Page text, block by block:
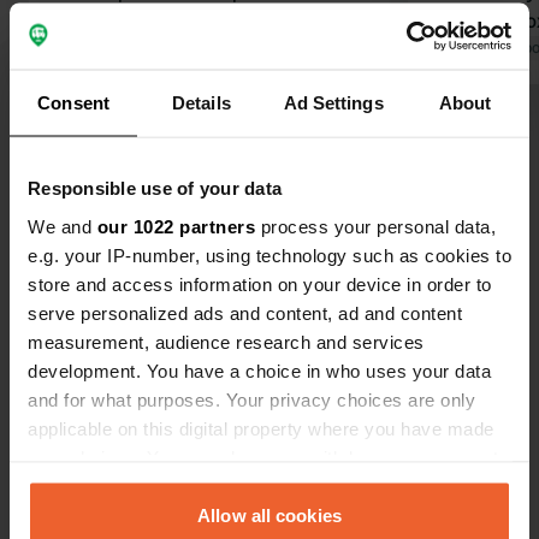
Consent Details Ad Settings About
Responsible use of your data
We and our 1022 partners process your personal data,
e.g. your IP-number, using technology such as cookies to
store and access information on your device in order to
serve personalized ads and content, ad and content
measurement, audience research and services
development. You have a choice in who uses your data
and for what purposes. Your privacy choices are only
applicable on this digital property where you have made
any time from the Cookie Declaration or by clicking on
the Privacy trigger icon.Allow all cookies
matin. à
d'albi à
vraiment le
Traduit par
Es-tu déjà venu ici ?
Contact
Pomarède
81120, Réalmont, France
Copie